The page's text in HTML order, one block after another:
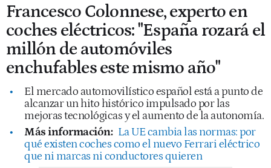
Francesco Colonnese, experto en
coches eléctricos: "España rozará el
millón de automóviles
enchufables este mismo año"
El mercado automovilístico español está a punto de
alcanzar un hito histórico impulsado por las
mejoras tecnológicas y el aumento de la autonomía.
Más información: La UE cambia las normas: por
qué existen coches como el nuevo Ferrari eléctrico
que ni marcas ni conductores quieren